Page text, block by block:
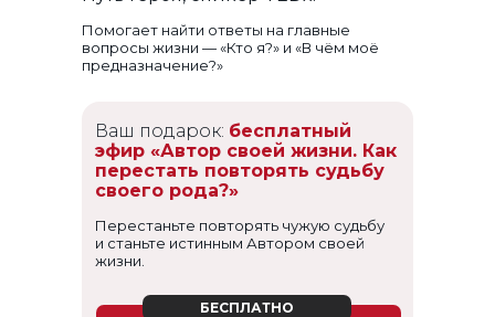
Помогает найти ответы на главные
вопросы жизни — «Кто я?» и «В чём моё
предназначение?»
Перестаньте повторять чужую судьбу
и станьте истинным Автором своей
жизни.
Ваш подарок: бесплатный
эфир «Автор своей жизни. Как
перестать повторять судьбу
своего рода?»
БЕСПЛАТНО